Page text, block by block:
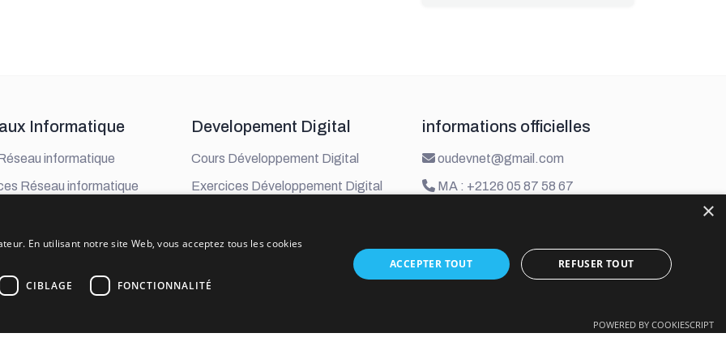
Informatique
informatique
Réseau informatique
Developement Digital
Cours Développement Digital
Exercices Développement Digital
informations officielles
oudevnet@gmail.com
MA : +2126 05 87 58 67
×
En utilisant notre site Web, vous acceptez tous les cookies
CIBLAGE FONCTIONNALITÉ
ACCEPTER TOUT REFUSER TOUT
POWERED BY COOKIESCRIPT